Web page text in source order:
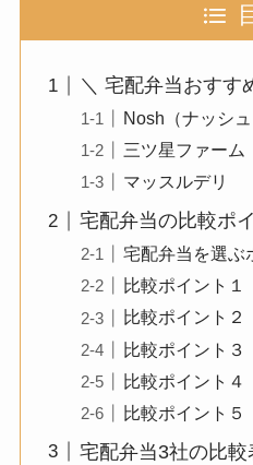
＼ 宅配弁当おすす
Nosh（ナッシュ
三ツ星ファーム
マッスルデリ
宅配弁当の比較ポ
宅配弁当を選ぶ
比較ポイント
比較ポイント
比較ポイント
比較ポイント
比較ポイント
宅配弁当3社の比較